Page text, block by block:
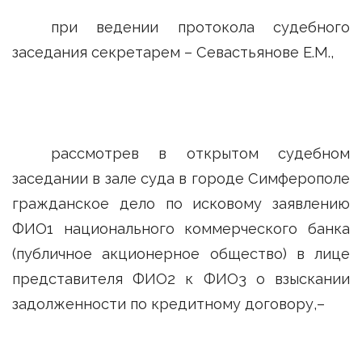
при ведении протокола судебного
заседания секретарем – Севастьянове Е.М.,
рассмотрев в открытом судебном
заседании в зале суда в городе Симферополе
гражданское дело по исковому заявлению
ФИО1 национального коммерческого банка
(публичное акционерное общество) в лице
представителя ФИО2 к ФИО3 о взыскании
задолженности по кредитному договору,–